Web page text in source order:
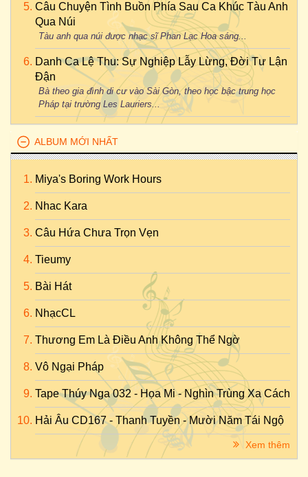
Câu Chuyện Tình Buồn Phía Sau Ca Khúc Tàu Anh
Qua Núi
Tàu anh qua núi được nhạc sĩ Phan Lạc Hoa sáng...
Danh Ca Lệ Thu: Sự Nghiệp Lẫy Lừng, Đời Tư Lận
Đận
Bà theo gia đình di cư vào Sài Gòn, theo học bậc trung học
Pháp tại trường Les Lauriers...
ALBUM MỚI NHẤT
Miya's Boring Work Hours
Nhac Kara
Câu Hứa Chưa Trọn Vẹn
Tieumy
Bài Hát
NhạcCL
Thương Em Là Điều Anh Không Thể Ngờ
Vô Ngại Pháp
Tape Thúy Nga 032 - Họa Mi - Nghìn Trùng Xa Cách
Hải Âu CD167 - Thanh Tuyền - Mười Năm Tái Ngộ
Xem thêm